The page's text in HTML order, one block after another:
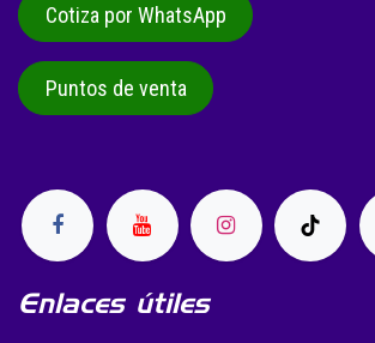
Enlaces útiles
Cotiza por WhatsApp
Puntos de venta